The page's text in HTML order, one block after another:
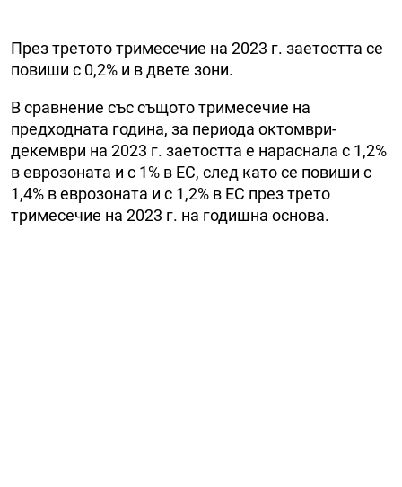
През третото тримесечие на 2023 г. заетостта се
повиши с 0,2% и в двете зони.
В сравнение със същото тримесечие на
предходната година, за периода октомври-
декември на 2023 г. заетостта е нараснала с 1,2%
в еврозоната и с 1% в ЕС, след като се повиши с
1,4% в еврозоната и с 1,2% в ЕС през трето
тримесечие на 2023 г. на годишна основа.